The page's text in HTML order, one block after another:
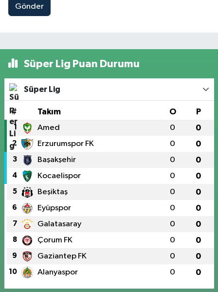
Gönder
Süper Lig Puan Durumu
Süper Lig
# Takım O P
1 Amed 0 0
2 Erzurumspor FK 0 0
3 Başakşehir 0 0
4 Kocaelispor 0 0
5 Beşiktaş 0 0
6 Eyüpspor 0 0
7 Galatasaray 0 0
8 Çorum FK 0 0
9 Gaziantep FK 0 0
10 Alanyaspor 0 0